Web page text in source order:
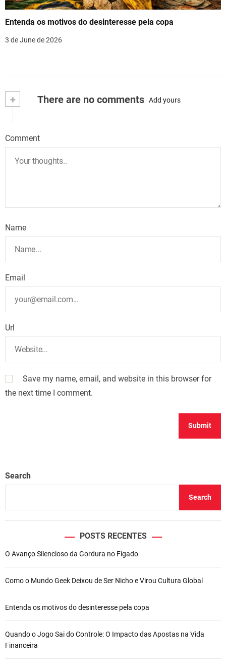
Entenda os motivos do desinteresse pela copa
3 de June de 2026
+ There are no comments Add yours
Comment
Name
Email
Url
Save my name, email, and website in this browser for
the next time I comment.
Search
Search
POSTS RECENTES
O Avanço Silencioso da Gordura no Fígado
Como o Mundo Geek Deixou de Ser Nicho e Virou Cultura Global
Entenda os motivos do desinteresse pela copa
Quando o Jogo Sai do Controle: O Impacto das Apostas na Vida
Financeira